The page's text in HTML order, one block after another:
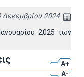
Δεκεμβρίου 2024
2025 των
A+
A-